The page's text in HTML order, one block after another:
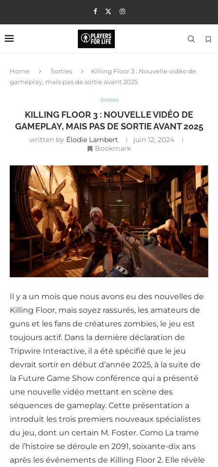
Home Sorties
Killing Floor 3 : Nouvelle vidéo de
gameplay, mais pas de sortie avant 2025
Sorties
KILLING FLOOR 3 : NOUVELLE VIDÉO DE
GAMEPLAY, MAIS PAS DE SORTIE AVANT 2025
written by Élodie Lambert
juin 12, 2024
Bookmark
Il y a un mois que nous avons eu des nouvelles de
Killing Floor, mais soyez rassurés, les amateurs de
guns et les fans de créatures zombies, le jeu est
toujours actif. Dans la dernière déclaration de
Tripwire Interactive, il a été spécifié que le jeu
devrait sortir en début d’année 2025, à la suite de
la Future Game Show conférence qui a présenté
une nouvelle vidéo mettant en scène des
séquences de gameplay. Cette présentation a
introduit les trois premiers nouveaux spécialistes
du jeu, dont un certain M. Foster. Como La trame
de l’histoire se déroule en 2091, soixante-dix ans
après les événements de Killing Floor 2. Elle révèle